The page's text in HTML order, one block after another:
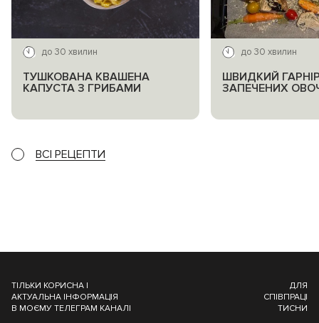
до 30 хвилин
ТУШКОВАНА КВАШЕНА
КАПУСТА З ГРИБАМИ
до 30 хвилин
ШВИДКИЙ
ЗАПЕЧЕНИХ
ВСІ РЕЦЕПТИ
ТІЛЬКИ КОРИСНА І
АКТУАЛЬНА ІНФОРМАЦІЯ
В МОЄМУ ТЕЛЕГРАМ КАНАЛІ
ДЛЯ
СПІВПРАЦІ
ТИСНИ